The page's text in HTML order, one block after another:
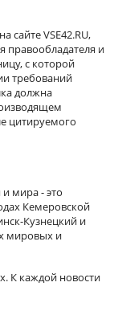
сайте VSE42.RU,
правообладателя и
с которой
требований
должна
цитируемого
и мира - это
Кемеровской
Кузнецкий и
мировых и
К каждой новости